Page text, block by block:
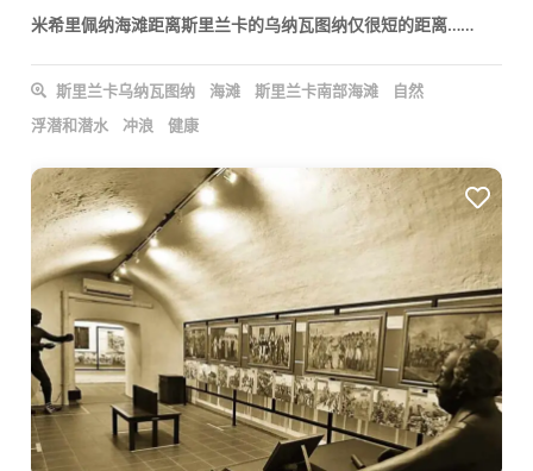
米希里佩纳海滩距离斯里兰卡的乌纳瓦图纳仅很短的距离……
斯里兰卡乌纳瓦图纳 海滩 斯里兰卡南部海滩
自然
浮潜和潜水
冲浪 健康